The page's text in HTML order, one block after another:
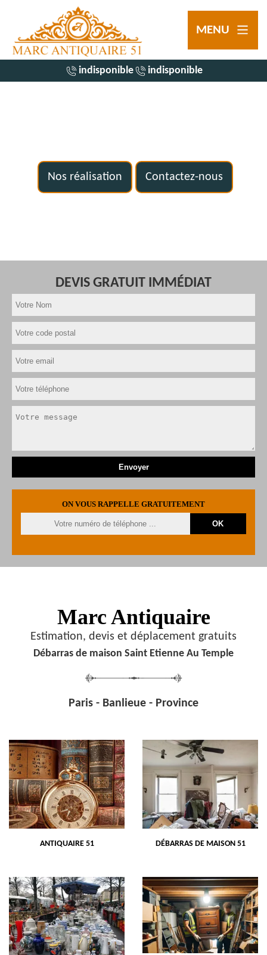
MENU
indisponible indisponible
Nos réalisation Contactez-nous
DEVIS GRATUIT IMMÉDIAT
ON VOUS RAPPELLE GRATUITEMENT
Marc Antiquaire
Estimation, devis et déplacement gratuits
Débarras de maison Saint Etienne Au Temple
Paris - Banlieue - Province
ANTIQUAIRE 51 DÉBARRAS DE MAISON 51